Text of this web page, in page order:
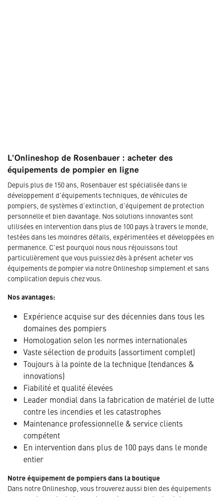
L'Onlineshop de Rosenbauer : acheter des
équipements de pompier en ligne
Depuis plus de 150 ans, Rosenbauer est spécialisée dans le
développement d'équipements techniques, de véhicules de
pompiers, de systèmes d'extinction, d'équipement de protection
personnelle et bien davantage. Nos solutions innovantes sont
utilisées en intervention dans plus de 100 pays à travers le monde,
testées dans les moindres détails, expérimentées et développées en
permanence. C'est pourquoi nous nous réjouissons tout
particulièrement que vous puissiez dès à présent acheter vos
équipements de pompier via notre Onlineshop simplement et sans
complication depuis chez vous.
Nos avantages:
Expérience acquise sur des décennies dans tous les
domaines des pompiers
Homologation selon les normes internationales
Vaste sélection de produits (assortiment complet)
Toujours à la pointe de la technique (tendances &
innovations)
Fiabilité et qualité élevées
Leader mondial dans la fabrication de matériel de lutte
contre les incendies et les catastrophes
Maintenance professionnelle & service clients
compétent
En intervention dans plus de 100 pays dans le monde
entier
Notre équipement de pompiers dans la boutique
Dans notre Onlineshop, vous trouverez aussi bien des équipements